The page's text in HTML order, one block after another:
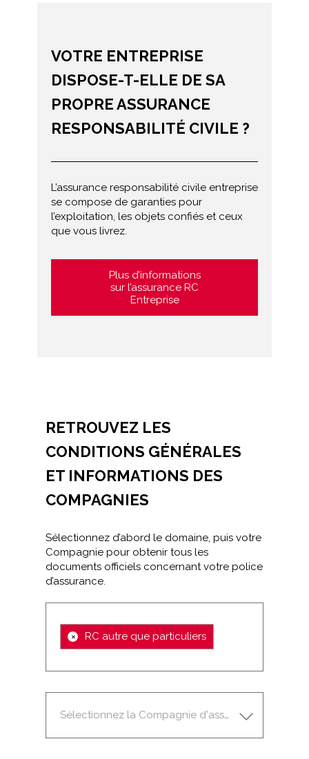
VOTRE ENTREPRISE
DISPOSE-T-ELLE DE SA
PROPRE ASSURANCE
RESPONSABILITÉ CIVILE ?
L’assurance responsabilité civile entreprise
se compose de garanties pour
l’exploitation, les objets confiés et ceux
que vous livrez.
Plus d’informations
sur l’assurance RC
Entreprise
RETROUVEZ LES
CONDITIONS GÉNÉRALES
ET INFORMATIONS DES
COMPAGNIES
Sélectionnez d’abord le domaine, puis votre
Compagnie pour obtenir tous les
documents officiels concernant votre police
d’assurance.
× RC autre que particuliers
Sélectionnez la Compagnie d'assurance